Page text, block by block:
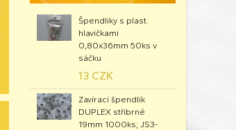
Špendlíky s plast.
hlavičkami
0,80x36mm 50ks v
sáčku
13 CZK
Zavírací špendlík
DUPLEX stříbrné
19mm 1000ks; JS3-